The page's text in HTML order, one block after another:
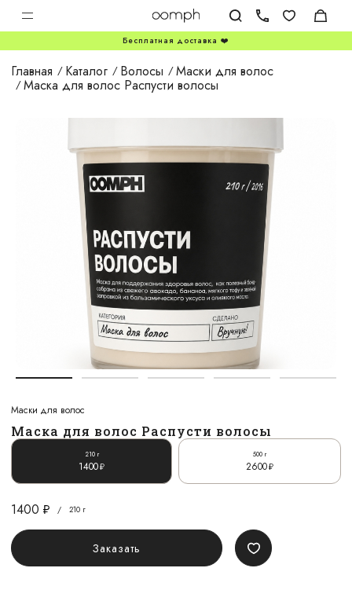
Бесплатная доставка ❤️
Главная Каталог Волосы Маски для волос
Маска для волос Распусти волосы
Маски для волос
Маска для волос Распусти волосы
210 г
1400
500 г
2600
1400 / 210 г
Заказать